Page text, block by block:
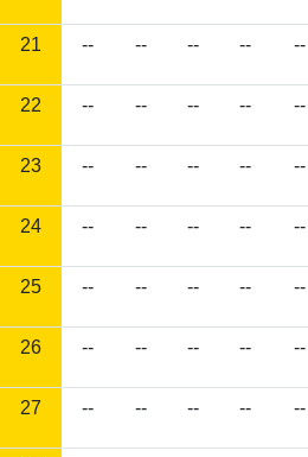
21 -- -- -- -- --
22 -- -- -- -- --
23 -- -- -- -- --
24 -- -- -- -- --
25 -- -- -- -- --
26 -- -- -- -- --
27 -- -- -- -- --